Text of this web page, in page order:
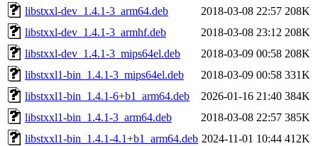
libstxxl-dev_1.4.1-3_arm64.deb
2018-03-08 22:57 208K
libstxxl-dev_1.4.1-3_armhf.deb
2018-03-08 23:12 208K
libstxxl-dev_1.4.1-3_mips64el.deb
2018-03-09 00:58 208K
libstxxl1-bin_1.4.1-3_mips64el.deb
2018-03-09 00:58 331K
libstxxl1-bin_1.4.1-6+b1_arm64.deb
2026-01-16 21:40 384K
libstxxl1-bin_1.4.1-3_arm64.deb
2018-03-08 22:57 385K
libstxxl1-bin_1.4.1-4.1+b1_arm64.deb 2024-11-01 10:44 412K